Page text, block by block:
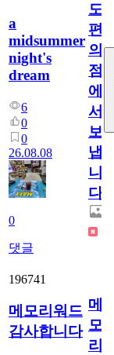
a
midsummer
night's
dream
6
0
0
26.08.08
0
댓글
도
편
의
점
에
서
보
냅
니
다.
196741
메모리워드
감사합니다
메
모
리